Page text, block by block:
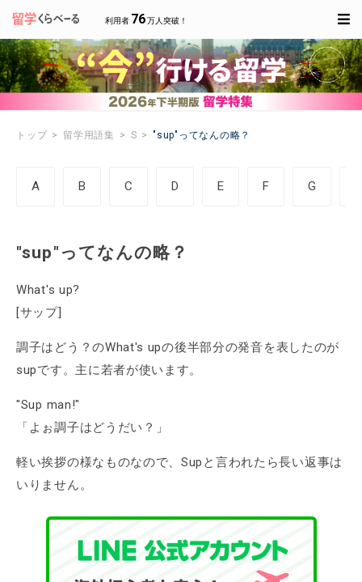
利用者 76万人突破！
トップ 留学用語集 S "sup"ってなんの略？
A B C D E F G
"sup"ってなんの略？
What's up?
[サップ]
調子はどう？のWhat's upの後半部分の発音を表したのが
supです。主に若者が使います。
"Sup man!"
「よぉ調子はどうだい？」
軽い挨拶の様なものなので、Supと言われたら長い返事は
いりません。